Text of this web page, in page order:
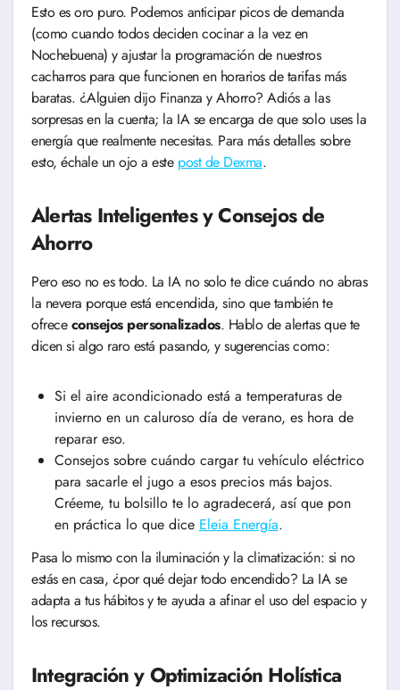
Esto es oro puro. Podemos anticipar picos de demanda
(como cuando todos deciden cocinar a la vez en
Nochebuena) y ajustar la programación de nuestros
cacharros para que funcionen en horarios de tarifas más
baratas. ¿Alguien dijo Finanza y Ahorro? Adiós a las
sorpresas en la cuenta; la IA se encarga de que solo uses la
energía que realmente necesitas. Para más detalles sobre
esto, échale un ojo a este post de Dexma.
Alertas Inteligentes y Consejos de
Ahorro
Pero eso no es todo. La IA no solo te dice cuándo no abras
la nevera porque está encendida, sino que también te
ofrececonsejos personalizados. Hablo de alertas que te
dicen si algo raro está pasando, y sugerencias como:
Si el aire acondicionado está a temperaturas de
invierno en un caluroso día de verano, es hora de
reparar eso.
Consejos sobre cuándo cargar tu vehículo eléctrico
para sacarle el jugo a esos precios más bajos.
Créeme, tu bolsillo te lo agradecerá, así que pon
en práctica lo que dice Eleia Energía.
Pasa lo mismo con la iluminación y la climatización: si no
estás en casa, ¿por qué dejar todo encendido? La IA se
adapta a tus hábitos y te ayuda a afinar el uso del espacio y
los recursos.
Integración y Optimización Holística